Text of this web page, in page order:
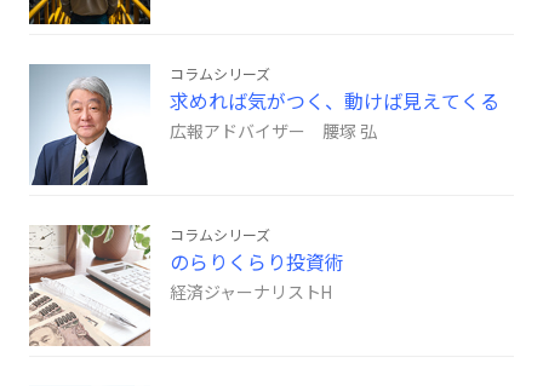
コラムシリーズ
求めれば気がつく、動けば見えてくる
広報アドバイザー 腰塚 弘
コラムシリーズ
のらりくらり投資術
経済ジャーナリストH